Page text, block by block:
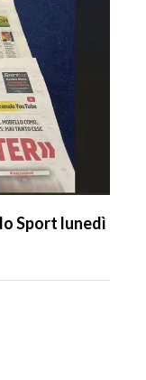
Sport lunedì